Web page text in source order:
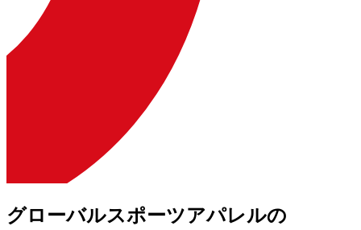
グローバルスポーツアパレルの